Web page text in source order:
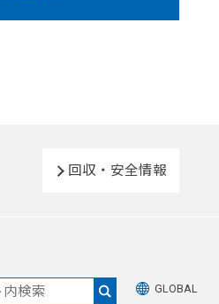
回収・安全情報
GLOBAL